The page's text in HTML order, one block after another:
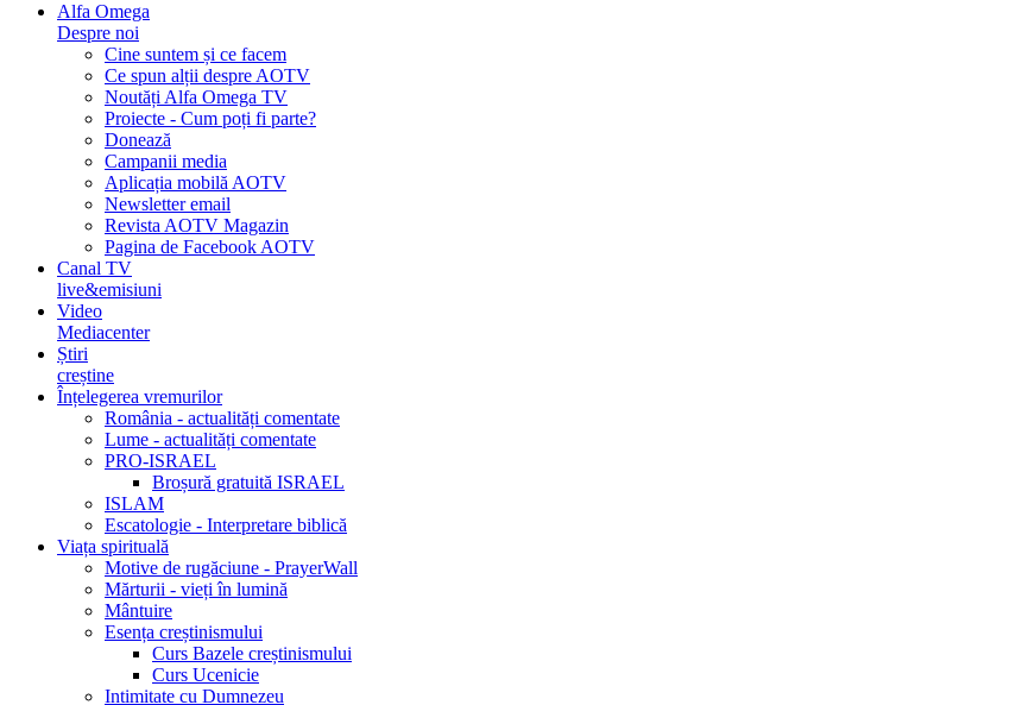
Alfa Omega
Despre noi
Cine suntem și ce facem
Ce spun alții despre AOTV
Noutăți Alfa Omega TV
Proiecte - Cum poți fi parte?
Donează
Campanii media
Aplicația mobilă AOTV
Newsletter email
Revista AOTV Magazin
Pagina de Facebook AOTV
Canal TV
live&emisiuni
Video
Mediacenter
Știri
creștine
Înțelegerea vremurilor
România - actualități comentate
Lume - actualități comentate
PRO-ISRAEL
Broșură gratuită ISRAEL
ISLAM
Escatologie - Interpretare biblică
Viața spirituală
Motive de rugăciune - PrayerWall
Mărturii - vieți în lumină
Mântuire
Esența creștinismului
Curs Bazele creștinismului
Curs Ucenicie
Intimitate cu Dumnezeu